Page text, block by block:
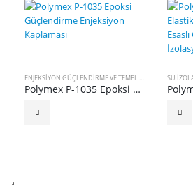
ENJEKSIYON GÜÇLENDIRME VE TEMEL BETON GÜÇLENDIRMESI
Polymex P-1035 Epoksi Güçlendirme Enjeksiyon Kaplaması